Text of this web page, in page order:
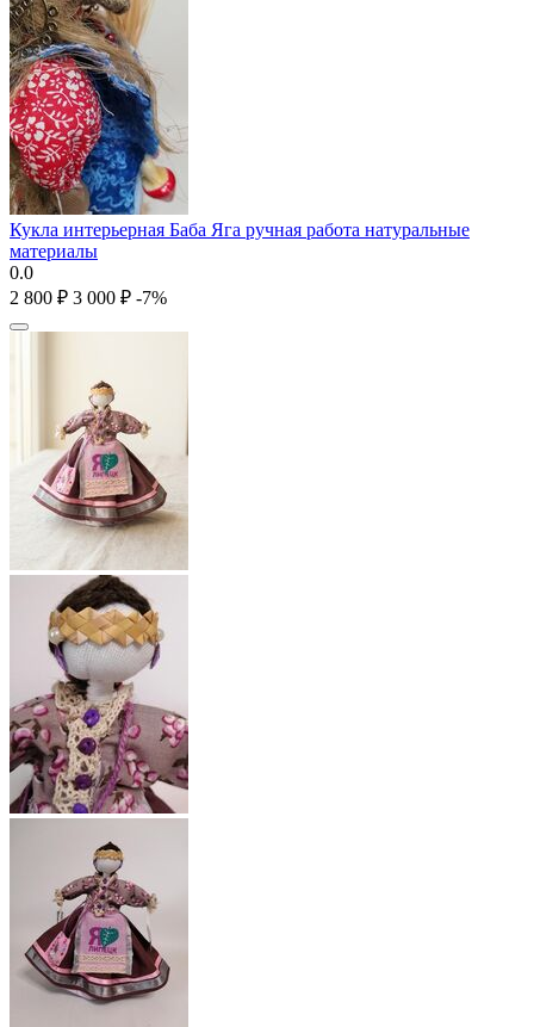
Кукла интерьерная Баба Яга ручная работа натуральные
материалы
0.0
2 800 ₽ 3 000 ₽ -7%